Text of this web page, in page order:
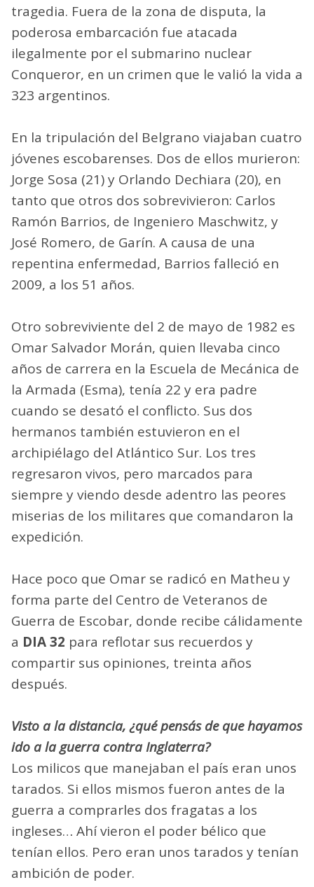
tragedia. Fuera de la zona de disputa, la
poderosa embarcación fue atacada
ilegalmente por el submarino nuclear
Conqueror, en un crimen que le valió la vida a
323 argentinos.
En la tripulación del Belgrano viajaban cuatro
jóvenes escobarenses. Dos de ellos murieron:
Jorge Sosa (21) y Orlando Dechiara (20), en
tanto que otros dos sobrevivieron: Carlos
Ramón Barrios, de Ingeniero Maschwitz, y
José Romero, de Garín. A causa de una
repentina enfermedad, Barrios falleció en
2009, a los 51 años.
Otro sobreviviente del 2 de mayo de 1982 es
Omar Salvador Morán, quien llevaba cinco
años de carrera en la Escuela de Mecánica de
la Armada (Esma), tenía 22 y era padre
cuando se desató el conflicto. Sus dos
hermanos también estuvieron en el
archipiélago del Atlántico Sur. Los tres
regresaron vivos, pero marcados para
siempre y viendo desde adentro las peores
miserias de los militares que comandaron la
expedición.
Hace poco que Omar se radicó en Matheu y
forma parte del Centro de Veteranos de
Guerra de Escobar, donde recibe cálidamente
a DIA 32 para reflotar sus recuerdos y
compartir sus opiniones, treinta años
después.
Visto a la distancia, ¿qué pensás de que hayamos
ido a la guerra contra Inglaterra?
Los milicos que manejaban el país eran unos
tarados. Si ellos mismos fueron antes de la
guerra a comprarles dos fragatas a los
ingleses… Ahí vieron el poder bélico que
tenían ellos. Pero eran unos tarados y tenían
ambición de poder.